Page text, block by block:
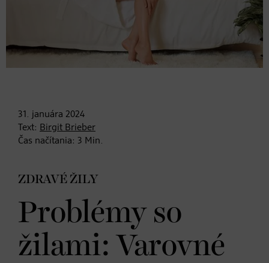
31. januára 2024
Text: Birgit Brieber
Čas načítania: 3 Min.
ZDRAVÉ ŽILY
Problémy so
žilami: Varovné